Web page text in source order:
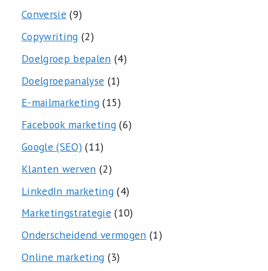
Conversie (9)
Copywriting (2)
Doelgroep bepalen (4)
Doelgroepanalyse (1)
E-mailmarketing(15)
Facebook marketing(6)
Google (SEO)(11)
Klanten werven (2)
LinkedIn marketing(4)
Marketingstrategie (10)
Onderscheidend vermogen (1)
Online marketing (3)